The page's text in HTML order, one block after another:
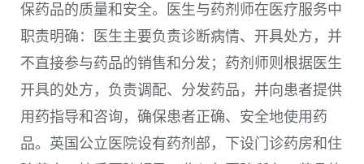
保药品的质量和安全。医生与药剂师在医疗服务中
职责明确：医生主要负责诊断病情、开具处方，并
不直接参与药品的销售和分发；药剂师则根据医生
开具的处方，负责调配、分发药品，并向患者提供
用药指导和咨询，确保患者正确、安全地使用药
品。英国公立医院设有药剂部，下设门诊药房和住